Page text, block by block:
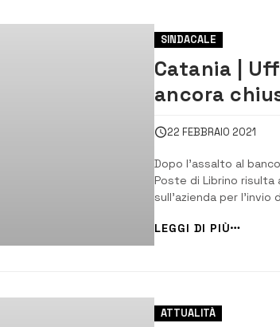
SINDACALE
Catania |
ancora
Prefetto
22 FEBBRAIO 2021
Dopo l’assalto al
Poste di Librino risulta
sull’azienda per
questa mattina una
urgente intervento
LEGGI DI PIÙ
ATTUALITÀ